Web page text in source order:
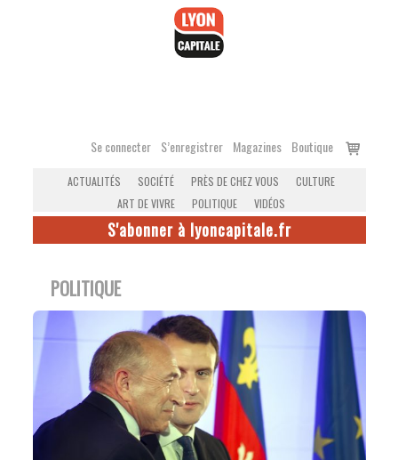
Se connecter S’enregistrer Magazines Boutique
Voir
ACTUALITÉS SOCIÉTÉ PRÈS DE CHEZ VOUS
CULTURE
ART DE VIVRE
POLITIQUE VIDÉOS
S'abonner à lyoncapitale.fr
POLITIQUE